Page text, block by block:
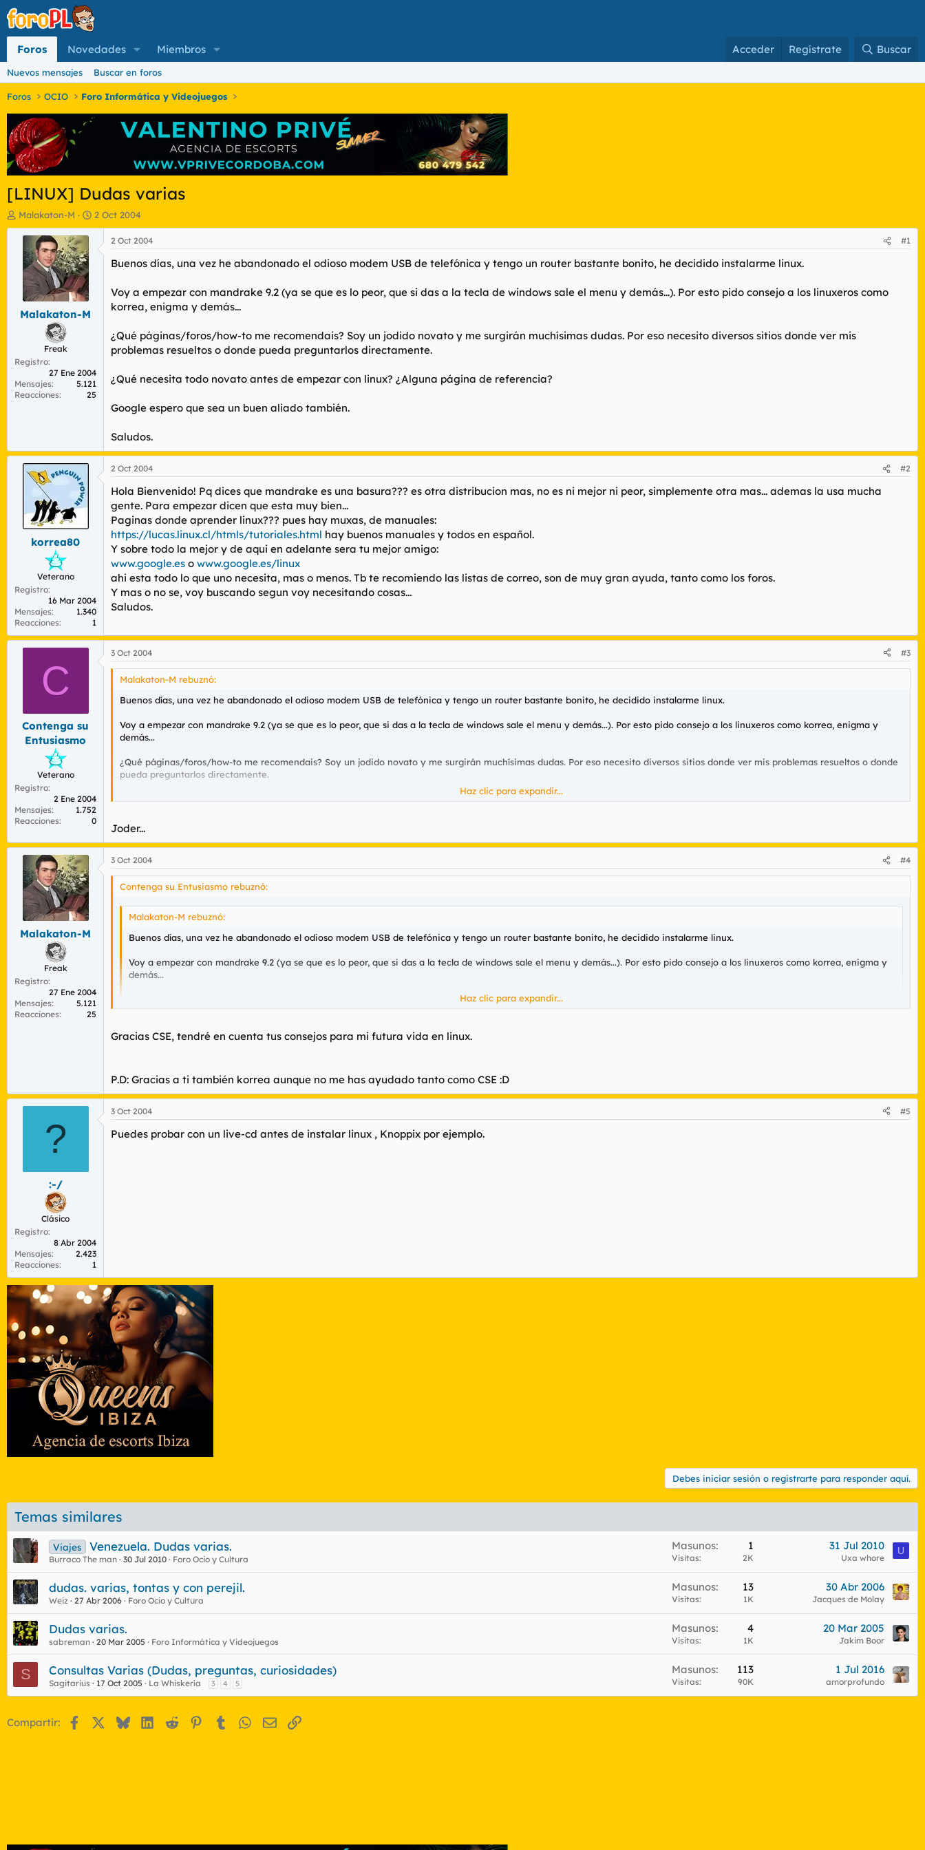
Foros Novedades Miembros Acceder Regístrate Buscar
Nuevos mensajes Buscar en foros
Foros OCIO Foro Informática y Videojuegos
[LINUX] Dudas varias
I
n
o
r
t
m
a
Malakaton-M
F
e
h
2 Oct 2004
Malakaton-M
Freak
Registro
27 Ene 2004
Mensajes
5.121
Reacciones
25
2 Oct 2004 #1
Buenos días, una vez he abandonado el odioso modem USB de telefónica y tengo un router bastante bonito, he decidido instalarme linux.
Voy a empezar con mandrake 9.2 (ya se que es lo peor, que si das a la tecla de windows sale el menu y demás...). Por esto pido consejo a los linuxeros como
korrea, enigma y demás...
¿Qué páginas/foros/how-to me recomendais? Soy un jodido novato y me surgirán muchísimas dudas. Por eso necesito diversos sitios donde ver mis
problemas resueltos o donde pueda preguntarlos directamente.
¿Qué necesita todo novato antes de empezar con linux? ¿Alguna página de referencia?
Google espero que sea un buen aliado también.
Saludos.
korrea80
Veterano
Registro
16 Mar 2004
Mensajes
1.340
Reacciones
1
2 Oct 2004 #2
Hola Bienvenido! Pq dices que mandrake es una basura??? es otra distribucion mas, no es ni mejor ni peor, simplemente otra mas... ademas la usa mucha
gente. Para empezar dicen que esta muy bien...
Paginas donde aprender linux??? pues hay muxas, de manuales:
https://lucas.linux.cl/htmls/tutoriales.html hay buenos manuales y todos en español.
Y sobre todo la mejor y de aqui en adelante sera tu mejor amigo:
www.google.es o www.google.es/linux
ahi esta todo lo que uno necesita, mas o menos. Tb te recomiendo las listas de correo, son de muy gran ayuda, tanto como los foros.
Y mas o no se, voy buscando segun voy necesitando cosas...
Saludos.
C
Contenga su
Entusiasmo
Veterano
Registro
2 Ene 2004
Mensajes
1.752
Reacciones
0
3 Oct 2004 #3
Malakaton-M rebuznó:
Buenos días, una vez he abandonado el odioso modem USB de telefónica y tengo un router bastante bonito, he decidido instalarme linux.
Voy a empezar con mandrake 9.2 (ya se que es lo peor, que si das a la tecla de windows sale el menu y demás...). Por esto pido consejo a los linuxeros como korrea, enigma y
demás...
¿Qué páginas/foros/how-to me recomendais? Soy un jodido novato y me surgirán muchísimas dudas. Por eso necesito diversos sitios donde ver mis problemas resueltos o donde
pueda preguntarlos directamente.
¿Qué necesita todo novato antes de empezar con linux? ¿Alguna página de referencia?
Google espero que sea un buen aliado también.
Saludos.
Haz clic para expandir...
Joder...
Malakaton-M
Freak
Registro
27 Ene 2004
Mensajes
5.121
Reacciones
25
3 Oct 2004 #4
Contenga su Entusiasmo rebuznó:
Malakaton-M rebuznó:
Buenos días, una vez he abandonado el odioso modem USB de telefónica y tengo un router bastante bonito, he decidido instalarme linux.
Voy a empezar con mandrake 9.2 (ya se que es lo peor, que si das a la tecla de windows sale el menu y demás...). Por esto pido consejo a los linuxeros como korrea, enigma y
demás...
¿Qué páginas/foros/how-to me recomendais? Soy un jodido novato y me surgirán muchísimas dudas. Por eso necesito diversos sitios donde ver mis problemas resueltos o
donde pueda preguntarlos directamente.
¿Qué necesita todo novato antes de empezar con linux? ¿Alguna página de referencia?
Saludos.
Haz clic para expandir...
Gracias CSE, tendré en cuenta tus consejos para mi futura vida en linux.
P.D: Gracias a ti también korrea aunque no me has ayudado tanto como CSE :D
?
:-/
Clásico
Registro
8 Abr 2004
Mensajes
2.423
Reacciones
1
3 Oct 2004 #5
Puedes probar con un live-cd antes de instalar linux , Knoppix por ejemplo.
Debes iniciar sesión o registrarte para responder aquí.
Temas similares
Viajes Venezuela. Dudas varias.
Burraco The man 30 Jul 2010 Foro Ocio y Cultura
Masunos 1
Visitas 2K
31 Jul 2010
Uxa whore
U
dudas. varias, tontas y con perejil.
Weiz 27 Abr 2006 Foro Ocio y Cultura
Masunos 13
Visitas 1K
30 Abr 2006
Jacques de Molay
Dudas varias.
sabreman 20 Mar 2005 Foro Informática y Videojuegos
Masunos 4
Visitas 1K
20 Mar 2005
Jakim Boor
S Consultas Varias (Dudas, preguntas, curiosidades)
Sagitarius 17 Oct 2005 La Whiskería 3 4 5
Masunos 113
Visitas 90K
1 Jul 2016
amorprofundo
Compartir: FacebookBlueskyLinkedIn
Reddit Pinterest
Tumblr WhatsApp
EmailEnlace